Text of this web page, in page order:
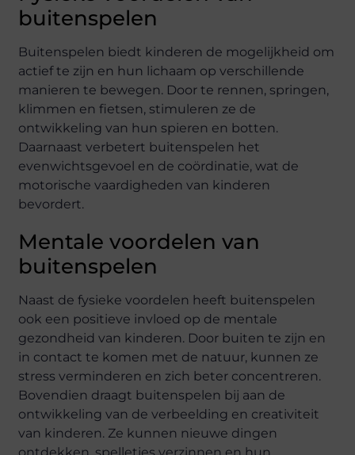
buitenspelen
Buitenspelen biedt kinderen de mogelijkheid om
actief te zijn en hun lichaam op verschillende
manieren te bewegen. Door te rennen, springen,
klimmen en fietsen, stimuleren ze de
ontwikkeling van hun spieren en botten.
Daarnaast verbetert buitenspelen het
evenwichtsgevoel en de coördinatie, wat de
motorische vaardigheden van kinderen
bevordert.
Mentale voordelen van
buitenspelen
Naast de fysieke voordelen heeft buitenspelen
ook een positieve invloed op de mentale
gezondheid van kinderen. Door buiten te zijn en
in contact te komen met de natuur, kunnen ze
stress verminderen en zich beter concentreren.
Bovendien draagt buitenspelen bij aan de
ontwikkeling van de verbeelding en creativiteit
van kinderen. Ze kunnen nieuwe dingen